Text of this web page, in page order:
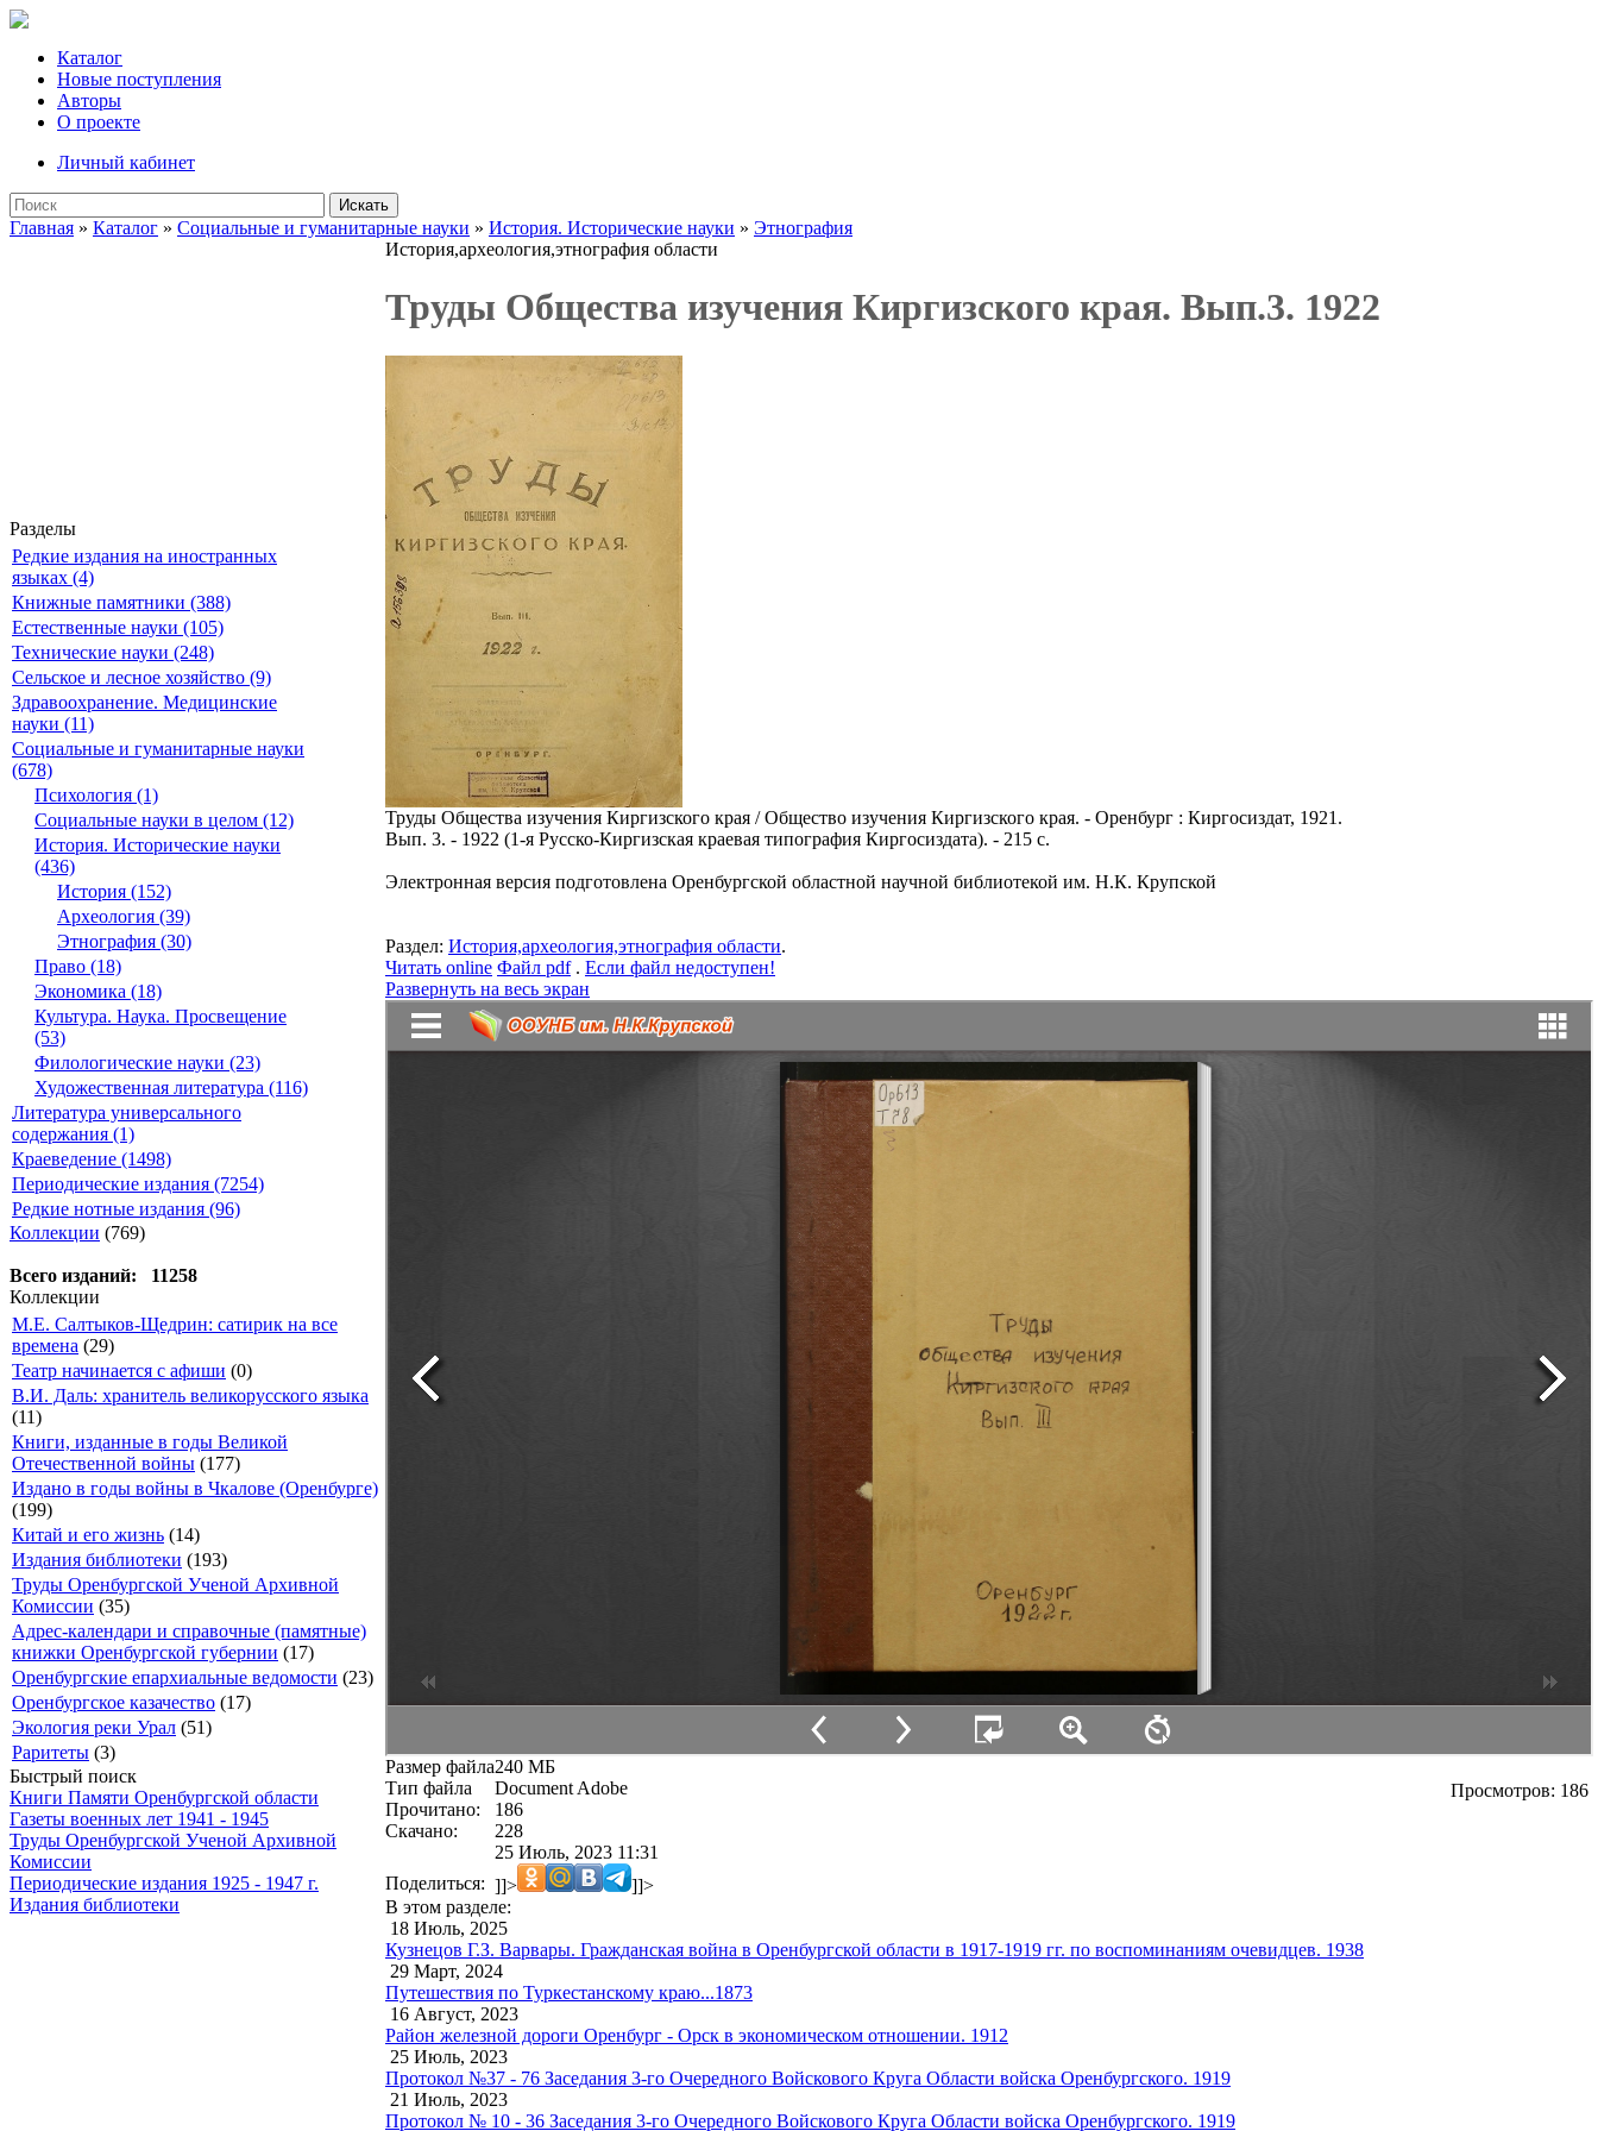
Каталог
Новые поступления
Авторы
О проекте
Личный кабинет
Искать
Главная » Каталог » Социальные и гуманитарные науки » История. Исторические науки » Этнография
Разделы
Редкие издания на иностранных
языках (4)
Книжные памятники (388)
Естественные науки (105)
Технические науки (248)
Сельское и лесное хозяйство (9)
Здравоохранение. Медицинские
науки (11)
Социальные и гуманитарные науки
(678)
Психология (1)
Социальные науки в целом (12)
История. Исторические науки
(436)
История (152)
Археология (39)
Этнография (30)
Право (18)
Экономика (18)
Культура. Наука. Просвещение
(53)
Филологические науки (23)
Художественная литература (116)
Литература универсального
содержания (1)
Краеведение (1498)
Периодические издания (7254)
Редкие нотные издания (96)
Коллекции (769)
Всего изданий: 11258
Коллекции
М.Е. Салтыков-Щедрин: сатирик на все
времена (29)
Театр начинается с афиши (0)
В.И. Даль: хранитель великорусского языка
(11)
Книги, изданные в годы Великой
Отечественной войны (177)
Издано в годы войны в Чкалове (Оренбурге)
(199)
Китай и его жизнь (14)
Издания библиотеки (193)
Труды Оренбургской Ученой Архивной
Комиссии (35)
Адрес-календари и справочные (памятные)
книжки Оренбургской губернии (17)
Оренбургские епархиальные ведомости (23)
Оренбургское казачество (17)
Экология реки Урал (51)
Раритеты (3)
Быстрый поиск
Книги Памяти Оренбургской области
Газеты военных лет 1941 - 1945
Труды Оренбургской Ученой Архивной
Комиссии
Периодические издания 1925 - 1947 г.
Издания библиотеки
История,археология,этнография области
Труды Общества изучения Киргизского края. Вып.3. 1922
Труды Общества изучения Киргизского края / Общество изучения Киргизского края. - Оренбург : Киргосиздат, 1921.
Вып. 3. - 1922 (1-я Русско-Киргизская краевая типография Киргосиздата). - 215 с.
Электронная версия подготовлена Оренбургской областной научной библиотекой им. Н.К. Крупской
Раздел: История,археология,этнография области.
Читать online Файл pdf. Если файл недоступен!
Развернуть на весь экран
Просмотров: 186
Размер файла240 МБ
Тип файла
Document Adobe
Прочитано:
186
Скачано:
228
25 Июль, 2023 11:31
Поделиться: ]]>
]]>
В этом разделе:
18 Июль, 2025
Кузнецов Г.З. Варвары. Гражданская война в Оренбургской области в 1917-1919 гг. по воспоминаниям очевидцев. 1938
29 Март, 2024
Путешествия по Туркестанскому краю...1873
16 Август, 2023
Район железной дороги Оренбург - Орск в экономическом отношении. 1912
25 Июль, 2023
Протокол №37 - 76 Заседания 3-го Очередного Войскового Круга Области войска Оренбургского. 1919
21 Июль, 2023
Протокол № 10 - 36 Заседания 3-го Очередного Войскового Круга Области войска Оренбургского. 1919